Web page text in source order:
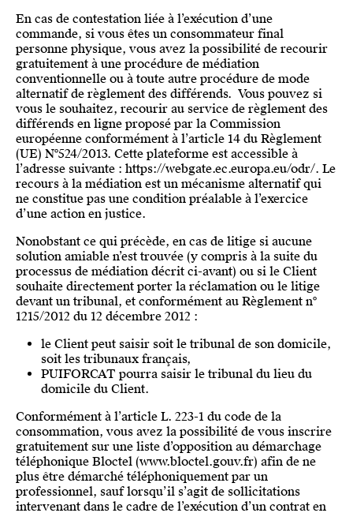
En cas de contestation liée à l’exécution d’une
commande, si vous êtes un consommateur final
personne physique, vous avez la possibilité de recourir
gratuitement à une procédure de médiation
conventionnelle ou à toute autre procédure de mode
alternatif de règlement des différends. Vous pouvez si
vous le souhaitez, recourir au service de règlement des
différends en ligne proposé par la Commission
européenne conformément à l’article 14 du Règlement
(UE) N°524/2013. Cette plateforme est accessible à
l’adresse suivante : https://webgate.ec.europa.eu/odr/. Le
recours à la médiation est un mécanisme alternatif qui
ne constitue pas une condition préalable à l’exercice
d’une action en justice.
Nonobstant ce qui précède, en cas de litige si aucune
solution amiable n’est trouvée (y compris à la suite du
processus de médiation décrit ci-avant) ou si le Client
souhaite directement porter la réclamation ou le litige
devant un tribunal, et conformément au Règlement n°
1215/2012 du 12 décembre 2012 :
le Client peut saisir soit le tribunal de son domicile,
soit les tribunaux français,
PUIFORCAT pourra saisir le tribunal du lieu du
domicile du Client.
Conformément à l’article L. 223-1 du code de la
consommation, vous avez la possibilité de vous inscrire
gratuitement sur une liste d’opposition au démarchage
téléphonique Bloctel (www.bloctel.gouv.fr) afin de ne
plus être démarché téléphoniquement par un
professionnel, sauf lorsqu’il s’agit de sollicitations
intervenant dans le cadre de l’exécution d’un contrat en